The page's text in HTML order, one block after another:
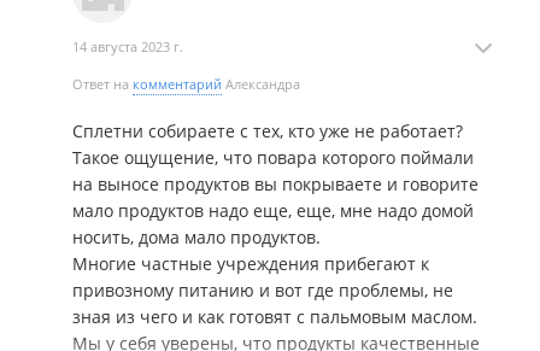
14 августа 2023 г.
Ответ на комментарий Александра
Сплетни собираете с тех, кто уже не работает?
Такое ощущение, что повара которого поймали
на выносе продуктов вы покрываете и говорите
мало продуктов надо еще, еще, мне надо домой
носить, дома мало продуктов.
Многие частные учреждения прибегают к
привозному питанию и вот где проблемы, не
зная из чего и как готовят с пальмовым маслом.
Мы у себя уверены, что продукты качественные